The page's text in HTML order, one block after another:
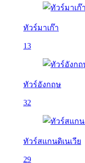
ทัวร์มาเก๊า
13
ทัวร์อังกฤษ
32
ทัวร์สแกนดิเนเวีย
29